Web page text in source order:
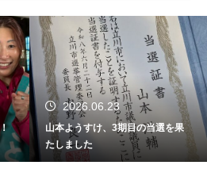
2026.06.23
山本ようすけ、3期目の当選を果
たしました